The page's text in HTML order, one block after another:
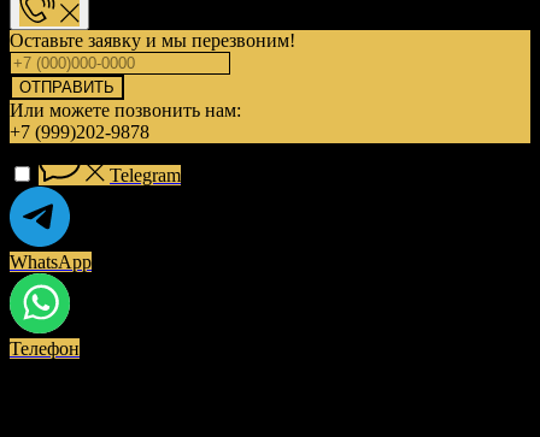
Оставьте заявку и мы перезвоним!
ОТПРАВИТЬ
Или можете позвонить нам:
+7 (999)202-9878
Telegram
WhatsApp
Телефон